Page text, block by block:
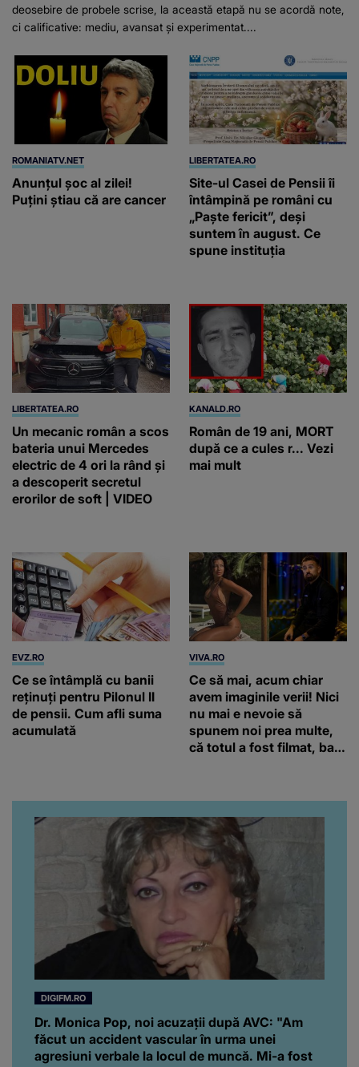
deosebire de probele scrise, la această etapă nu se acordă note,
ci calificative: mediu, avansat și experimentat....
ROMANIATV.NET
Anunţul şoc al zilei!
Puţini ştiau că are cancer
LIBERTATEA.RO
Site-ul Casei de Pensii îi
întâmpină pe români cu
„Paște fericit”, deși
suntem în august. Ce
spune instituția
LIBERTATEA.RO
Un mecanic român a scos
bateria unui Mercedes
electric de 4 ori la rând și
a descoperit secretul
erorilor de soft | VIDEO
KANALD.RO
Român de 19 ani, MORT
după ce a cules r... Vezi
mai mult
EVZ.RO
Ce se întâmplă cu banii
reținuți pentru Pilonul II
de pensii. Cum afli suma
acumulată
VIVA.RO
Ce să mai, acum chiar
avem imaginile verii! Nici
nu mai e nevoie să
spunem noi prea multe,
că totul a fost filmat, ba
da, frumoasa iubită a lui
Florin Ristei e...
DIGIFM.RO
Dr. Monica Pop, noi acuzații după AVC: "Am
făcut un accident vascular în urma unei
agresiuni verbale la locul de muncă. Mi-a fost